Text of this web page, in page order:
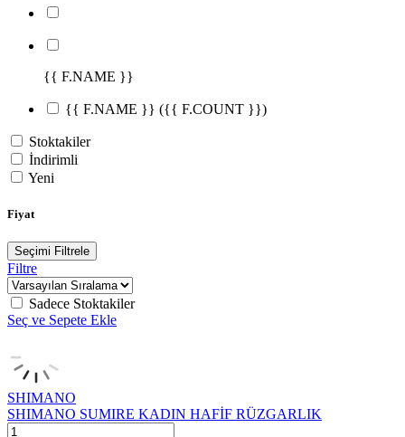
{{ F.NAME }}
{{ F.NAME }} ({{ F.COUNT }})
Stoktakiler
İndirimli
Yeni
Fiyat
Seçimi Filtrele
Filtre
Sadece Stoktakiler
Seç ve Sepete Ekle
SHIMANO
SHIMANO SUMIRE KADIN HAFİF RÜZGARLIK